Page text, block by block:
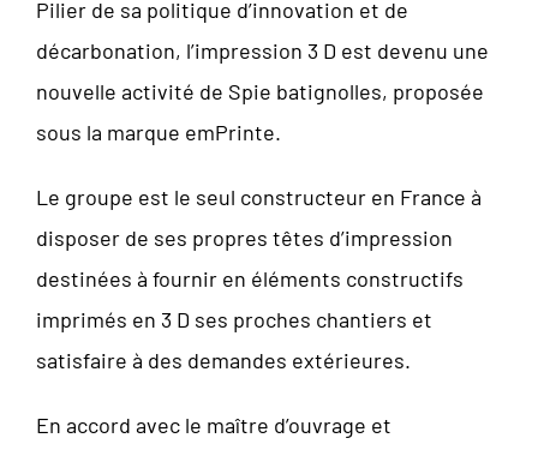
Pilier de sa politique d’innovation et de
décarbonation, l’impression 3 D est devenu une
nouvelle activité de Spie batignolles, proposée
sous la marque emPrinte.
Le groupe est le seul constructeur en France à
disposer de ses propres têtes d’impression
destinées à fournir en éléments constructifs
imprimés en 3 D ses proches chantiers et
satisfaire à des demandes extérieures.
En accord avec le maître d’ouvrage et